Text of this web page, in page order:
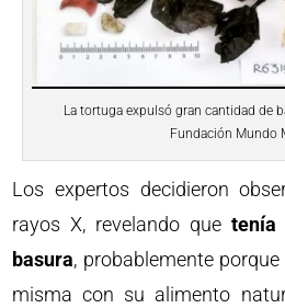
La tortuga expulsó gran cantidad de
Fundación Mundo
Los expertos decidieron
rayos X, revelando que tenía
basura, probablemente
misma con su alimento